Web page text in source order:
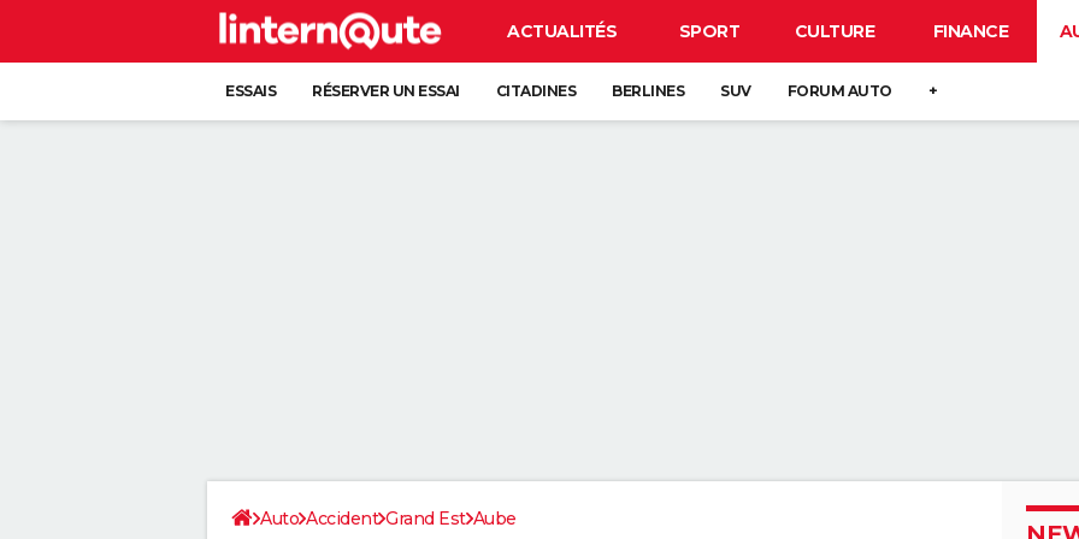
ACTUALITÉS SPORT CULTURE FINANCE
ESSAIS RÉSERVER UN ESSAI CITADINES BERLINES SUV FORUM AUTO +
Auto Accident Grand Est Aube